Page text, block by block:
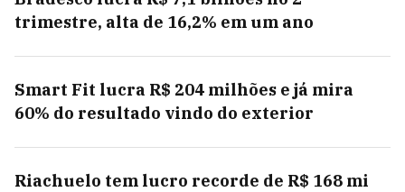
trimestre, alta de 16,2% em um ano
Smart Fit lucra R$ 204 milhões e já mira
60% do resultado vindo do exterior
Riachuelo tem lucro recorde de R$ 168 mi